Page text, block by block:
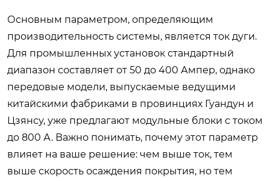
Основным параметром, определяющим
производительность системы, является ток дуги.
Для промышленных установок стандартный
диапазон составляет от 50 до 400 Ампер, однако
передовые модели, выпускаемые ведущими
китайскими фабриками в провинциях Гуандун и
Цзянсу, уже предлагают модульные блоки с током
до 800 А. Важно понимать, почему этот параметр
влияет на ваше решение: чем выше ток, тем
выше скорость осаждения покрытия, но тем